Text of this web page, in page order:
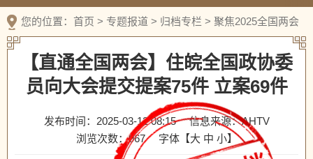
新媒体
您的位置： 首页 > 专题报道 > 归档专栏 > 聚焦2025全国两会
【直通全国两会】住皖全国政协委
员向大会提交提案75件 立案69件
发布时间：2025-03-12 08:15
信息来源：AHTV
浏览次数：967 字体【大 中 小】